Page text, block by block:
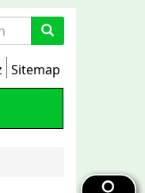
Sitemap